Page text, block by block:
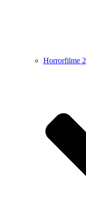
Horrorfilme